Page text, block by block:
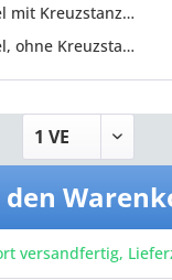
Deckel mit Kreuzstanzung, RPET, transparent für 95,0mm
Deckel, ohne Kreuzstanzung, PET, klar, für 95,0mm
den
versandfertig,